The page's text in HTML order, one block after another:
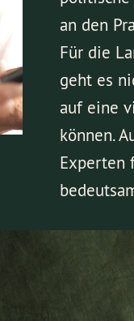
an den
Für die
geht es
auf eine
können.
Experten